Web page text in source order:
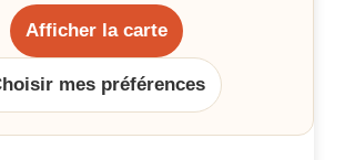
Afficher la carte
mes préférences